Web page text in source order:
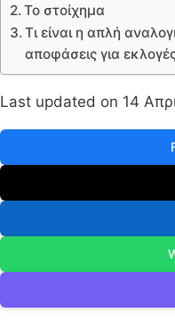
Το στοίχημα
Τι είναι η απλή
αποφάσεις για
Last updated on 14